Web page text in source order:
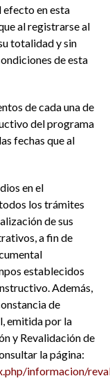
efecto en esta
al registrarse al
totalidad y sin
de esta
de cada una de
del programa
fechas que al
en el
los trámites
de sus
a fin de
establecidos
Además,
de
emitida por la
y Revalidación de
la página:
informacion/